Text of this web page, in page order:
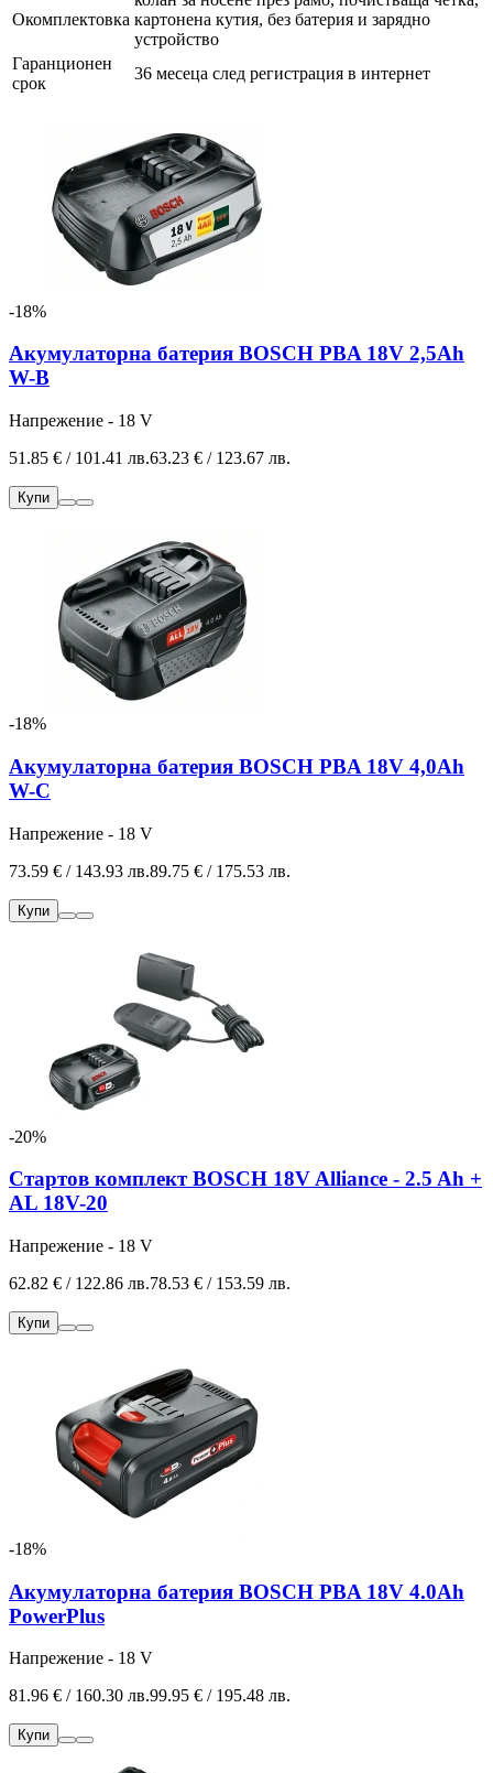
Окомплектовка картонена кутия, без батерия и зарядно
устройство
Гаранционен
срок
36 месеца след регистрация в интернет
-18%
Акумулаторна батерия BOSCH PBA 18V 2,5Ah
W-B
Напрежение - 18 V
51.85 € / 101.41 лв.63.23 € / 123.67 лв.
Купи
-18%
Акумулаторна батерия BOSCH PBA 18V 4,0Ah
W-C
Напрежение - 18 V
73.59 € / 143.93 лв.89.75 € / 175.53 лв.
Купи
-20%
Стартов комплект BOSCH 18V Alliance - 2.5 Ah +
AL 18V-20
Напрежение - 18 V
62.82 € / 122.86 лв.78.53 € / 153.59 лв.
Купи
-18%
Акумулаторна батерия BOSCH PBA 18V 4.0Ah
PowerPlus
Напрежение - 18 V
81.96 € / 160.30 лв.99.95 € / 195.48 лв.
Купи